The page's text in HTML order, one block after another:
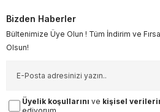
Bizden Haberler
Bültenimize Üye Olun ! Tüm İndirim ve
Olsun!
Üyelik koşullarını ve kişisel